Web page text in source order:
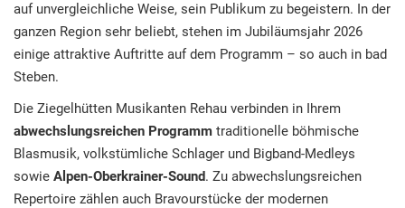
auf unvergleichliche Weise, sein Publikum zu begeistern. In der
ganzen Region sehr beliebt, stehen im Jubiläumsjahr 2026
einige attraktive Auftritte auf dem Programm – so auch in bad
Steben.
Die Ziegelhütten Musikanten Rehau verbinden in Ihrem
abwechslungsreichen Programm traditionelle böhmische
Blasmusik, volkstümliche Schlager und Bigband-Medleys
sowie Alpen-Oberkrainer-Sound. Zu abwechslungsreichen
Repertoire zählen auch Bravourstücke der modernen